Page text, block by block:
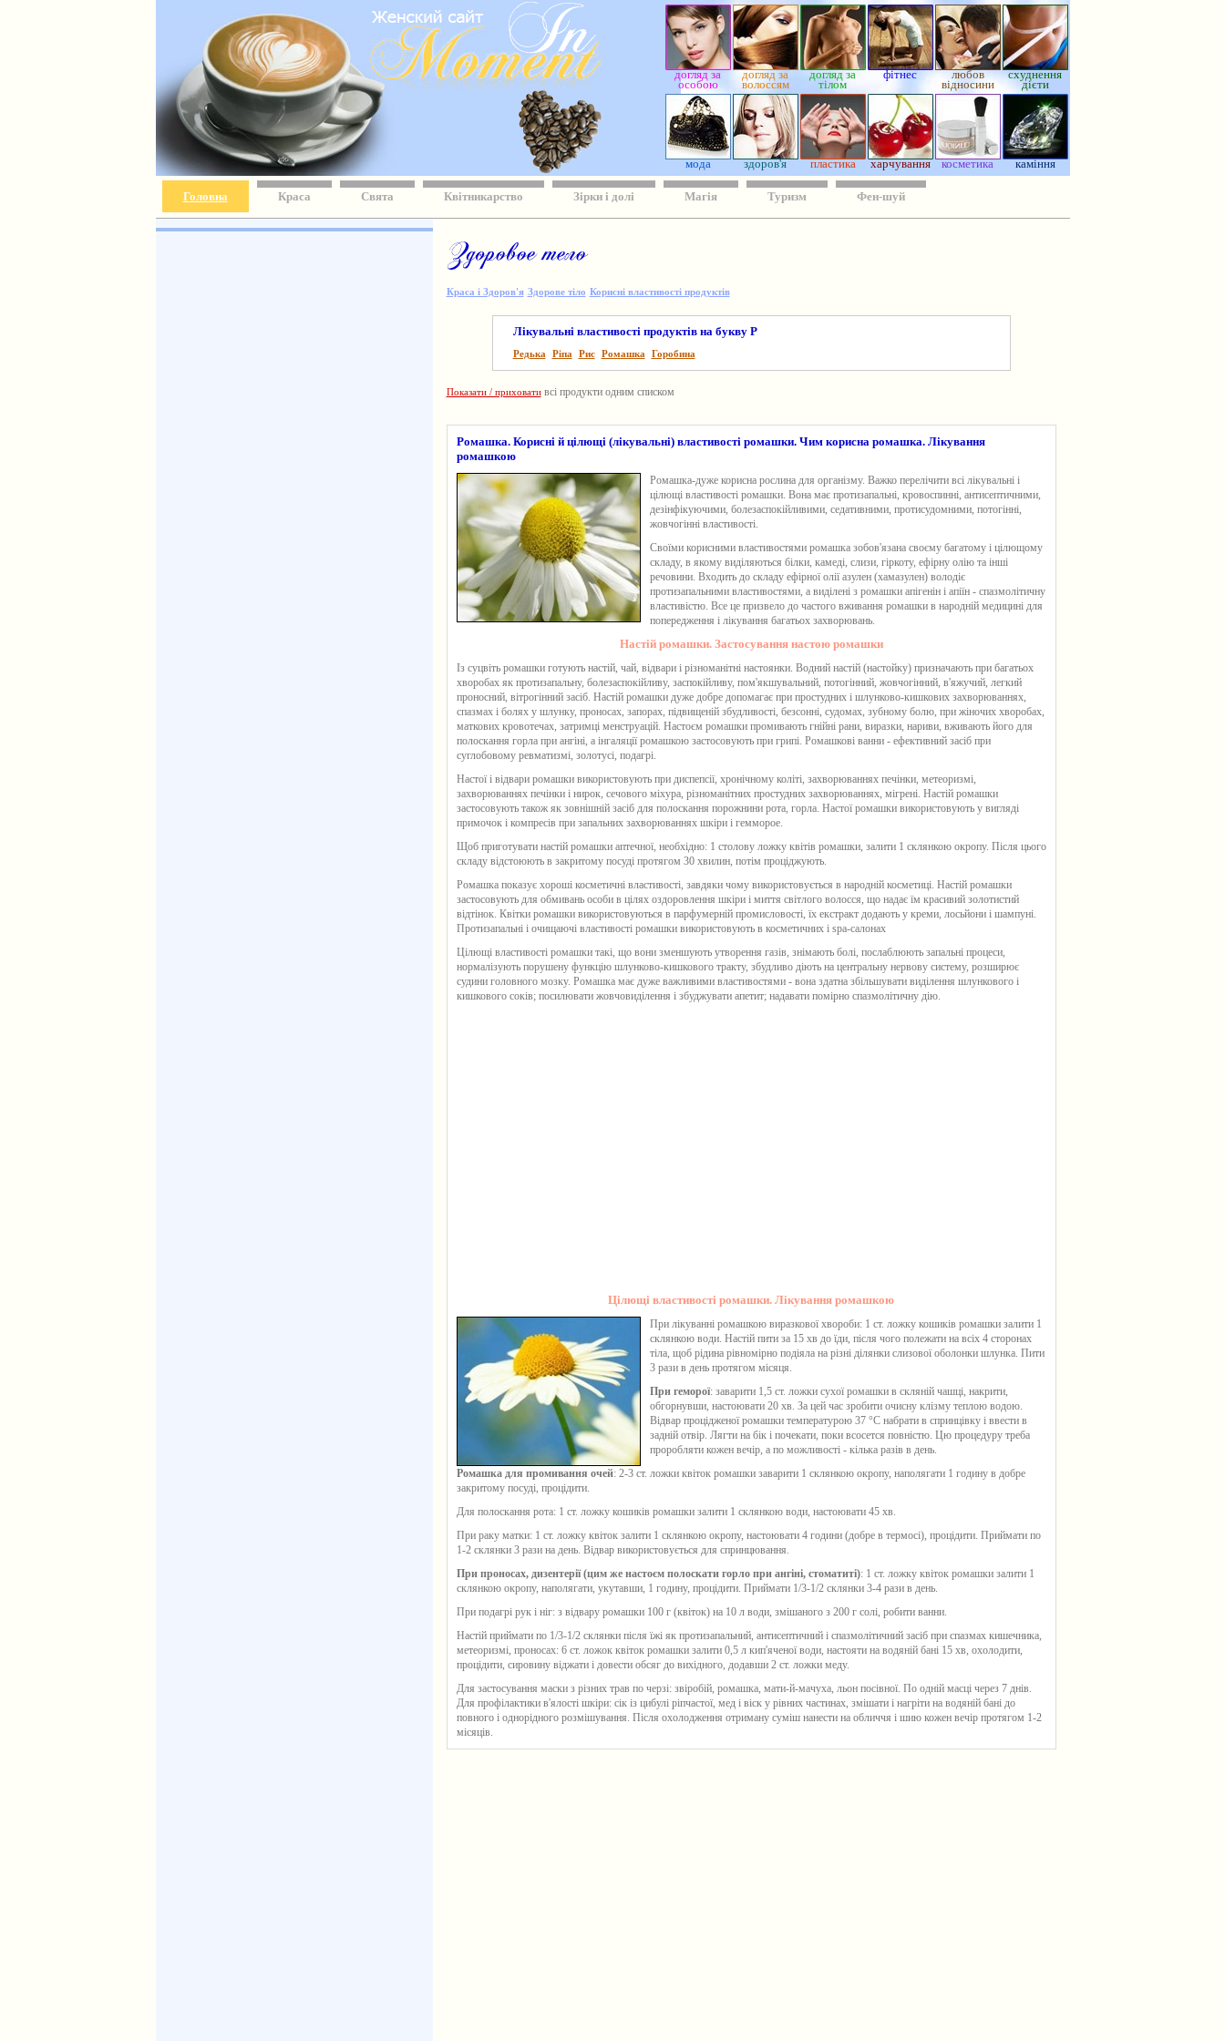
догляд за
особою
догляд за
волоссям
догляд за
тілом
фітнес любов
відносини
схуднення
дієти
мода здоров'я пластика харчування косметика каміння
Головна Краса Свята Квітникарство Зірки і долі Магія Туризм Фен-шуй
Краса і Здоров'я Здорове тіло Корисні властивості продуктів
Лікувальні властивості продуктів на букву Р
Редька Ріпа Рис Ромашка Горобина
Показати / приховативсі продукти одним списком
Ромашка. Корисні й цілющі (лікувальні) властивості ромашки. Чим корисна ромашка. Лікування
ромашкою
Ромашка-дуже корисна рослина для організму. Важко перелічити всі лікувальні і
цілющі властивості ромашки. Вона має протизапальні, кровоспинні, антисептичними,
дезінфікуючими, болезаспокійливими, седативними, протисудомними, потогінні,
жовчогінні властивості.
Своїми корисними властивостями ромашка зобов'язана своєму багатому і цілющому
складу, в якому виділяються білки, камеді, слизи, гіркоту, ефірну олію та інші
речовини. Входить до складу ефірної олії азулен (хамазулен) володіє
протизапальними властивостями, а виділені з ромашки апігенін і апіїн - спазмолітичну
властивістю. Все це призвело до частого вживання ромашки в народній медицині для
попередження і лікування багатьох захворювань.
Настій ромашки. Застосування настою ромашки
Із суцвіть ромашки готують настій, чай, відвари і різноманітні настоянки. Водний настій (настойку) призначають при багатьох
хворобах як протизапальну, болезаспокійливу, заспокійливу, пом'якшувальний, потогінний, жовчогінний, в'яжучий, легкий
проносний, вітрогінний засіб. Настій ромашки дуже добре допомагає при простудних і шлунково-кишкових захворюваннях,
спазмах і болях у шлунку, проносах, запорах, підвищеній збудливості, безсонні, судомах, зубному болю, при жіночих хворобах,
маткових кровотечах, затримці менструацій. Настоєм ромашки промивають гнійні рани, виразки, нариви, вживають його для
полоскання горла при ангіні, а інгаляції ромашкою застосовують при грипі. Ромашкові ванни - ефективний засіб при
суглобовому ревматизмі, золотусі, подагрі.
Настої і відвари ромашки використовують при диспепсії, хронічному коліті, захворюваннях печінки, метеоризмі,
захворюваннях печінки і нирок, сечового міхура, різноманітних простудних захворюваннях, мігрені. Настій ромашки
застосовують також як зовнішній засіб для полоскання порожнини рота, горла. Настої ромашки використовують у вигляді
примочок і компресів при запальних захворюваннях шкіри і гемморое.
Щоб приготувати настій ромашки аптечної, необхідно: 1 столову ложку квітів ромашки, залити 1 склянкою окропу. Після цього
складу відстоюють в закритому посуді протягом 30 хвилин, потім проціджують.
Ромашка показує хороші косметичні властивості, завдяки чому використовується в народній косметиці. Настій ромашки
застосовують для обмивань особи в цілях оздоровлення шкіри і миття світлого волосся, що надає їм красивий золотистий
відтінок. Квітки ромашки використовуються в парфумерній промисловості, їх екстракт додають у креми, лосьйони і шампуні.
Протизапальні і очищаючі властивості ромашки використовують в косметичних і spa-салонах
Цілющі властивості ромашки такі, що вони зменшують утворення газів, знімають болі, послаблюють запальні процеси,
нормалізують порушену функцію шлунково-кишкового тракту, збудливо діють на центральну нервову систему, розширює
судини головного мозку. Ромашка має дуже важливими властивостями - вона здатна збільшувати виділення шлункового і
кишкового соків; посилювати жовчовиділення і збуджувати апетит; надавати помірно спазмолітичну дію.
Цілющі властивості ромашки. Лікування ромашкою
При лікуванні ромашкою виразкової хвороби: 1 ст. ложку кошиків ромашки залити 1
склянкою води. Настій пити за 15 хв до їди, після чого полежати на всіх 4 сторонах
тіла, щоб рідина рівномірно подіяла на різні ділянки слизової оболонки шлунка. Пити
3 рази в день протягом місяця.
При геморої: заварити 1,5 ст. ложки сухої ромашки в скляній чашці, накрити,
обгорнувши, настоювати 20 хв. За цей час зробити очисну клізму теплою водою.
Відвар процідженої ромашки температурою 37 °С набрати в спринцівку і ввести в
задній отвір. Лягти на бік і почекати, поки всосется повністю. Цю процедуру треба
проробляти кожен вечір, а по можливості - кілька разів в день.
Ромашка для промивання очей: 2-3 ст. ложки квіток ромашки заварити 1 склянкою окропу, наполягати 1 годину в добре
закритому посуді, процідити.
Для полоскання рота: 1 ст. ложку кошиків ромашки залити 1 склянкою води, настоювати 45 хв.
При раку матки: 1 ст. ложку квіток залити 1 склянкою окропу, настоювати 4 години (добре в термосі), процідити. Приймати по
1-2 склянки 3 рази на день. Відвар використовується для спринцювання.
При проносах, дизентерії (цим же настоєм полоскати горло при ангіні, стоматиті): 1 ст. ложку квіток ромашки залити 1
склянкою окропу, наполягати, укутавши, 1 годину, процідити. Приймати 1/3-1/2 склянки 3-4 рази в день.
При подагрі рук і ніг: з відвару ромашки 100 г (квіток) на 10 л води, змішаного з 200 г солі, робити ванни.
Настій приймати по 1/3-1/2 склянки після їжі як протизапальний, антисептичний і спазмолітичний засіб при спазмах кишечника,
метеоризмі, проносах: 6 ст. ложок квіток ромашки залити 0,5 л кип'яченої води, настояти на водяній бані 15 хв, охолодити,
процідити, сировину віджати і довести обсяг до вихідного, додавши 2 ст. ложки меду.
Для застосування маски з різних трав по черзі: звіробій, ромашка, мати-й-мачуха, льон посівної. По одній масці через 7 днів.
Для профілактики в'ялості шкіри: сік із цибулі ріпчастої, мед і віск у рівних частинах, змішати і нагріти на водяній бані до
повного і однорідного розмішування. Після охолодження отриману суміш нанести на обличчя і шию кожен вечір протягом 1-2
місяців.